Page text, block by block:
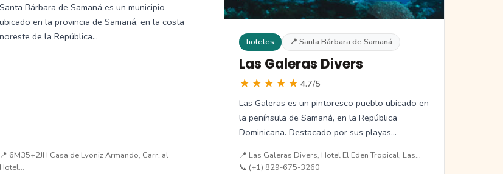
Santa Bárbara de Samaná es un municipio
ubicado en la provincia de Samaná, en la costa
noreste de la República…
📍 6M35+2JH Casa de Lyoniz Armando, Carr. al
Hotel…
hoteles 📍 Santa Bárbara de Samaná
Las Galeras Divers
★★★★★ 4.7/5
Las Galeras es un pintoresco pueblo ubicado en
la península de Samaná, en la República
Dominicana. Destacado por sus playas…
📍 Las Galeras Divers, Hotel El Eden Tropical, Las…
📞 (+1) 829-675-3260